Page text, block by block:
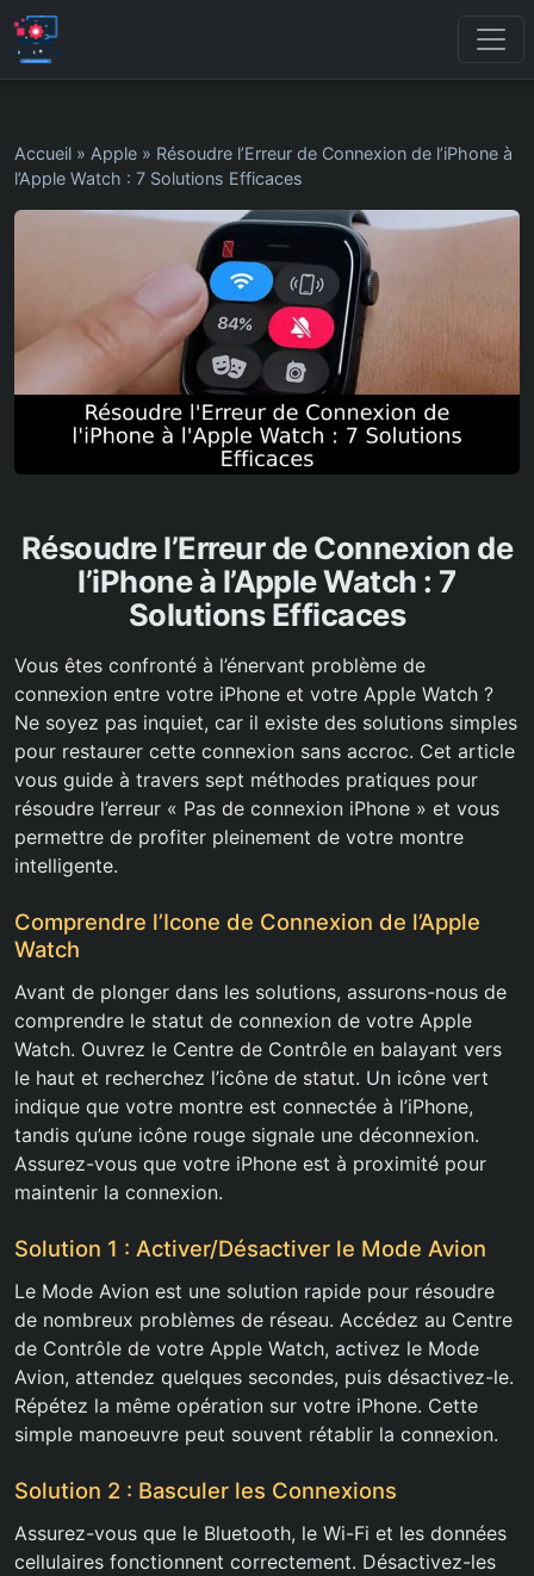
Accueil » Apple » Résoudre l’Erreur de Connexion de l’iPhone à
l’Apple Watch : 7 Solutions Efficaces
Résoudre l’Erreur de Connexion de
l’iPhone à l’Apple Watch : 7
Solutions Efficaces
Vous êtes confronté à l’énervant problème de
connexion entre votre iPhone et votre Apple Watch ?
Ne soyez pas inquiet, car il existe des solutions simples
pour restaurer cette connexion sans accroc. Cet article
vous guide à travers sept méthodes pratiques pour
résoudre l’erreur « Pas de connexion iPhone » et vous
permettre de profiter pleinement de votre montre
intelligente.
Comprendre l’Icone de Connexion de l’Apple
Watch
Avant de plonger dans les solutions, assurons-nous de
comprendre le statut de connexion de votre Apple
Watch. Ouvrez le Centre de Contrôle en balayant vers
le haut et recherchez l’icône de statut. Un icône vert
indique que votre montre est connectée à l’iPhone,
tandis qu’une icône rouge signale une déconnexion.
Assurez-vous que votre iPhone est à proximité pour
maintenir la connexion.
Solution 1 : Activer/Désactiver le Mode Avion
Le Mode Avion est une solution rapide pour résoudre
de nombreux problèmes de réseau. Accédez au Centre
de Contrôle de votre Apple Watch, activez le Mode
Avion, attendez quelques secondes, puis désactivez-le.
Répétez la même opération sur votre iPhone. Cette
simple manoeuvre peut souvent rétablir la connexion.
Solution 2 : Basculer les Connexions
Assurez-vous que le Bluetooth, le Wi-Fi et les données
cellulaires fonctionnent correctement. Désactivez-les